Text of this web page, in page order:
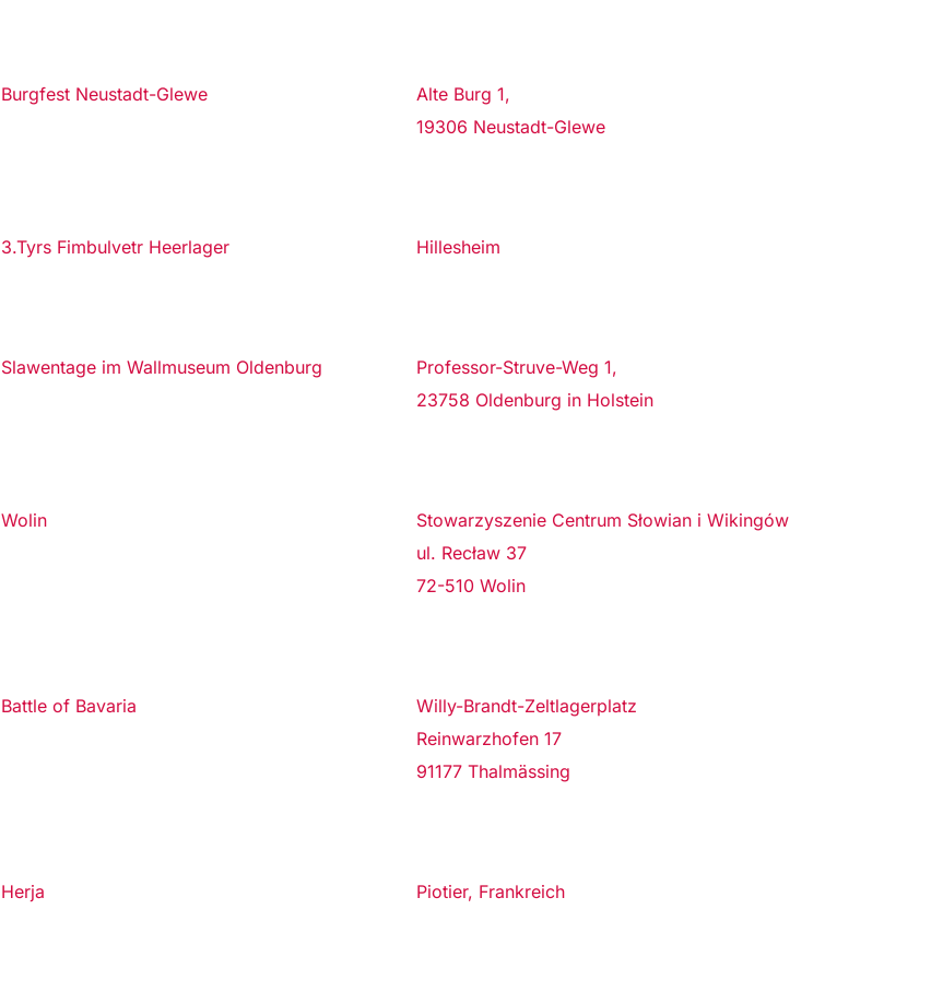
Burgfest Neustadt-Glewe
Alte Burg 1,
19306 Neustadt-Glewe
3.Tyrs Fimbulvetr Heerlager Hillesheim
Slawentage im Wallmuseum Oldenburg
Professor-Struve-Weg 1,
23758 Oldenburg in Holstein
Wolin
Stowarzyszenie Centrum Słowian i Wikingów
ul. Recław 37
72-510 Wolin
Battle of Bavaria
Willy-Brandt-Zeltlager­platz
Reinwarz­hofen 17
91177 Thalmässing
Herja Piotier, Frankreich